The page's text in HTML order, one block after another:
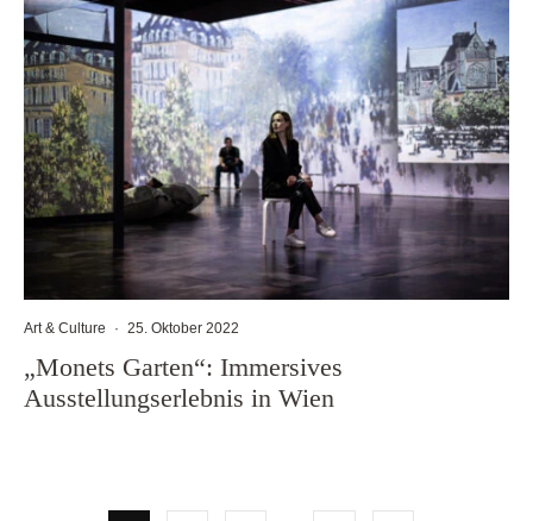
Art & Culture · 25. Oktober 2022
„Monets Garten“: Immersives
Ausstellungserlebnis in Wien